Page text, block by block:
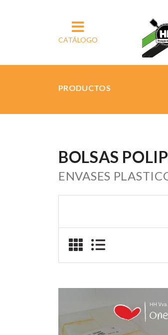
CATÁLOGO
PRODUCTOS
BOLSAS
ENVASES